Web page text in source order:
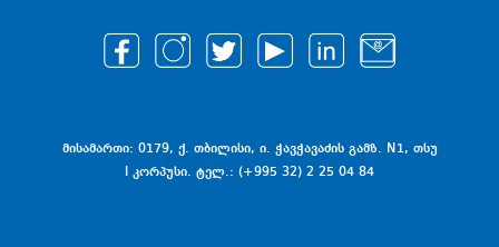
მისამართი: 0179, ქ. თბილისი, ი. ჭავჭავაძის გამზ. N1, თსუ
I კორპუსი. ტელ.: (+995 32) 2 25 04 84